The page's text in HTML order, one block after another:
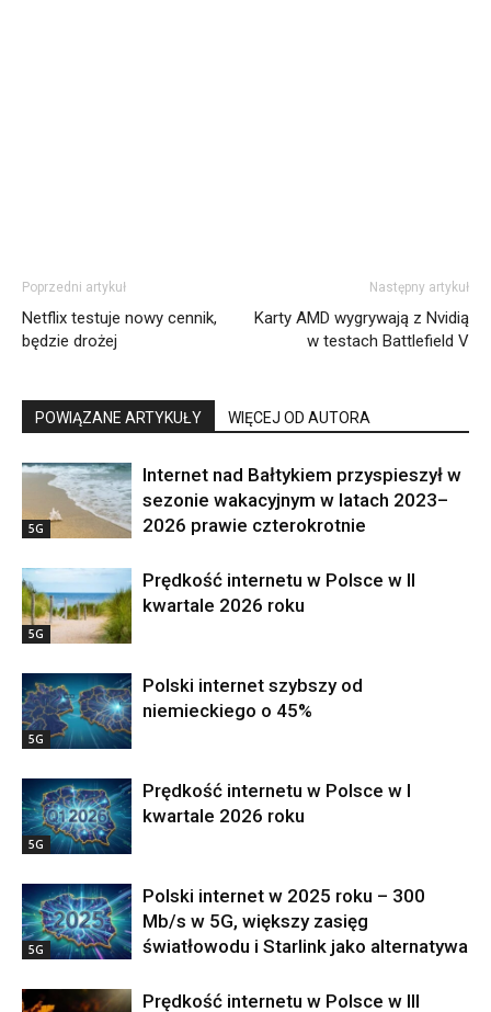
Poprzedni artykuł
Netflix testuje nowy cennik,
będzie drożej
Następny artykuł
Karty AMD wygrywają z Nvidią
w testach Battlefield V
POWIĄZANE ARTYKUŁY WIĘCEJ OD AUTORA
5G
Internet nad Bałtykiem przyspieszył w
sezonie wakacyjnym w latach 2023–
2026 prawie czterokrotnie
5G
Prędkość internetu w Polsce w II
kwartale 2026 roku
5G
Polski internet szybszy od
niemieckiego o 45%
5G
Prędkość internetu w Polsce w I
kwartale 2026 roku
5G
Polski internet w 2025 roku – 300
Mb/s w 5G, większy zasięg
światłowodu i Starlink jako alternatywa
Prędkość internetu w Polsce w III